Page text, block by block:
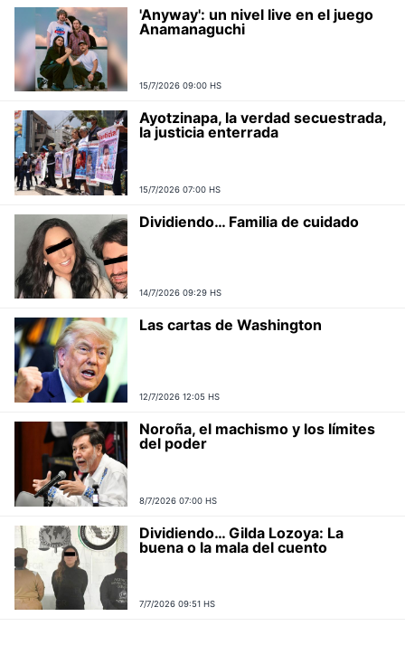
'Anyway': un nivel live en el juego
Anamanaguchi
15/7/2026 09:00 HS
Ayotzinapa, la verdad secuestrada,
la justicia enterrada
15/7/2026 07:00 HS
Dividiendo… Familia de cuidado
14/7/2026 09:29 HS
Las cartas de Washington
12/7/2026 12:05 HS
Noroña, el machismo y los límites
del poder
8/7/2026 07:00 HS
Dividiendo… Gilda Lozoya: La
buena o la mala del cuento
7/7/2026 09:51 HS